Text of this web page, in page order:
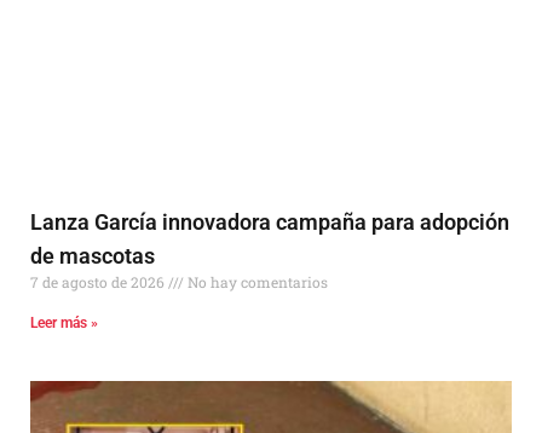
Lanza García innovadora campaña para adopción
de mascotas
7 de agosto de 2026 No hay comentarios
Leer más »